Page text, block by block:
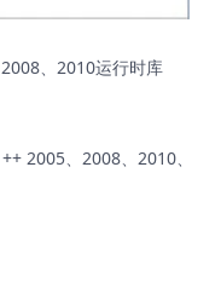
、2010运行时库
2005、2008、2010、